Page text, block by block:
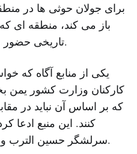
برای جولان حوثی ها در
باز می کند، منطقه ای
تاریخی حضور مستحکمی در آن نداشته اند.
یکی از منابع آگاه
کارکنان وزارت کشور یمن
که بر اساس آن نباید در
کنند. این منبع ادعا
سرلشگر حسین الترب وزیر کشور یمن رسیده است.